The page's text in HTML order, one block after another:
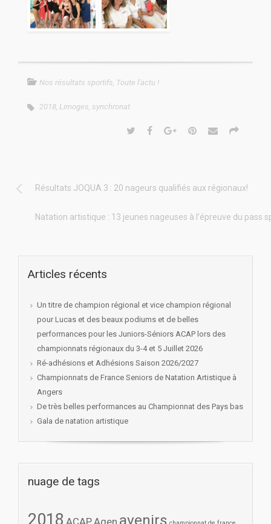
Nos résultats sportifs, Toute l'actu !
2018, Limoges, synchronat
Résultats JOQUA 3 : 20 nageurs qualifiés aux régionaux!
Natation artistique : 13 jeunes nageuses à l’épreuve du pass
Articles récents
Un titre de champion régional et vice champion régional
pour Lucas et des beaux podiums et de belles
performances pour les Juniors-Séniors ACAP lors des
championnats régionaux du 3-4 et 5 Juillet 2026
Ré-adhésions et Adhésions Saison 2026/2027
Championnats de France Seniors de Natation Artistique à
Angers
De très belles performances au Championnat des Pays bas
Gala de natation artistique
nuage de tags
2018 avenirs